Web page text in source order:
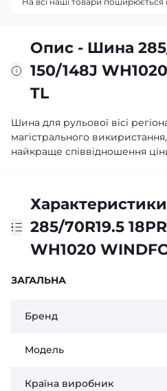
Опис - Шина
150/148J
TL
Шина для рульової вісі
магістрального
найкраще співвідношення
285/70R19.5
WH1020
ЗАГАЛЬНА
Бренд
Модель
Країна виробник